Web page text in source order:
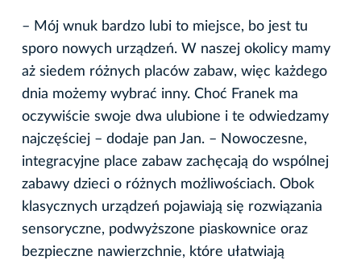
– Mój wnuk bardzo lubi to miejsce, bo jest tu
sporo nowych urządzeń. W naszej okolicy mamy
aż siedem różnych placów zabaw, więc każdego
dnia możemy wybrać inny. Choć Franek ma
oczywiście swoje dwa ulubione i te odwiedzamy
najczęściej – dodaje pan Jan. – Nowoczesne,
integracyjne place zabaw zachęcają do wspólnej
zabawy dzieci o różnych możliwościach. Obok
klasycznych urządzeń pojawiają się rozwiązania
sensoryczne, podwyższone piaskownice oraz
bezpieczne nawierzchnie, które ułatwiają